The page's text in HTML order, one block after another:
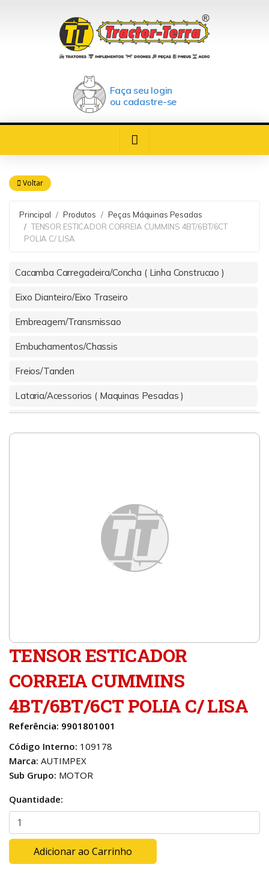
Faça seu login
ou cadastre-se
Voltar
Principal Produtos
Peças Máquinas Pesadas
TENSOR ESTICADOR CORREIA CUMMINS 4BT/6BT/6CT
POLIA C/ LISA
Cacamba Carregadeira/Concha ( Linha Construcao )
Eixo Dianteiro/Eixo Traseiro
Embreagem/Transmissao
Embuchamentos/Chassis
Freios/Tanden
Lataria/Acessorios ( Maquinas Pesadas )
TENSOR ESTICADOR
CORREIA CUMMINS
4BT/6BT/6CT POLIA C/ LISA
Referência: 9901801001
Código Interno: 109178
Marca: AUTIMPEX
Sub Grupo: MOTOR
Quantidade:
Adicionar ao Carrinho